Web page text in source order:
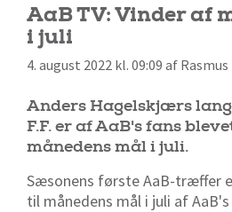
AaB TV: Vinder af
i juli
4. august 2022 kl. 09:09 af
Anders Hagelskjærs
F.F. er af AaB's fans
månedens mål i juli.
Sæsonens første AaB-træffer
til månedens mål i juli af